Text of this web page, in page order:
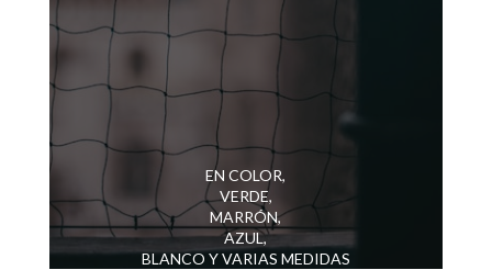
EN COLOR,
VERDE,
MARRÓN,
AZUL,
BLANCO Y VARIAS MEDIDAS